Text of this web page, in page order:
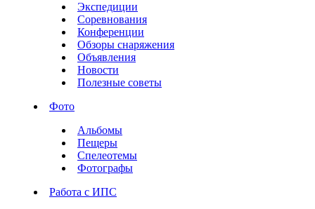
Экспедиции
Соревнования
Конференции
Обзоры снаряжения
Объявления
Новости
Полезные советы
Фото
Альбомы
Пещеры
Спелеотемы
Фотографы
Работа с ИПС